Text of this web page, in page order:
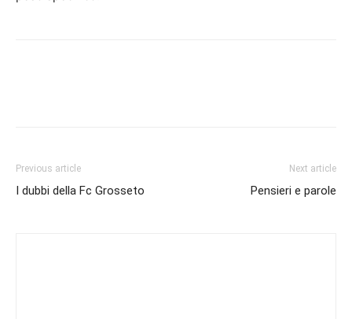
Previous article
I dubbi della Fc Grosseto
Next article
Pensieri e parole